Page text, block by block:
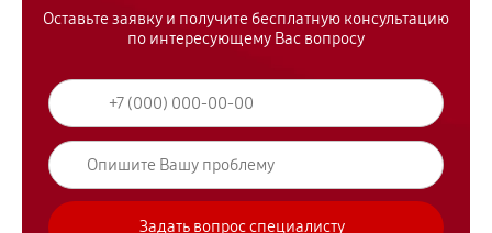
Оставьте заявку и получите бесплатную консультацию
по интересующему Вас вопросу